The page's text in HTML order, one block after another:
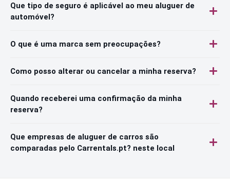
Que tipo de seguro é aplicável ao meu aluguer de
automóvel?
O que é uma marca sem preocupações?
Como posso alterar ou cancelar a minha reserva?
Quando receberei uma confirmação da minha
reserva?
Que empresas de aluguer de carros são
comparadas pelo Carrentals.pt? neste local